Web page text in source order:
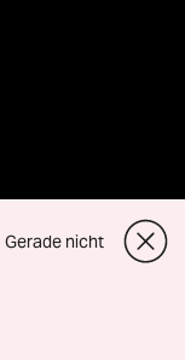
Gerade nicht